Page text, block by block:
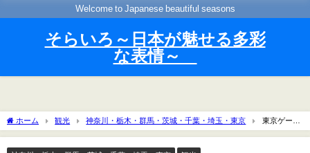
Welcome to Japanese beautiful seasons
そらいろ～日本が魅せる多彩
な表情～
ホーム 観光 神奈川・栃木・群馬・茨城・千葉・埼玉・東京
東京ゲーム
ショウ2023の目玉やコスプレは？当日券や屋台や駐車場は？